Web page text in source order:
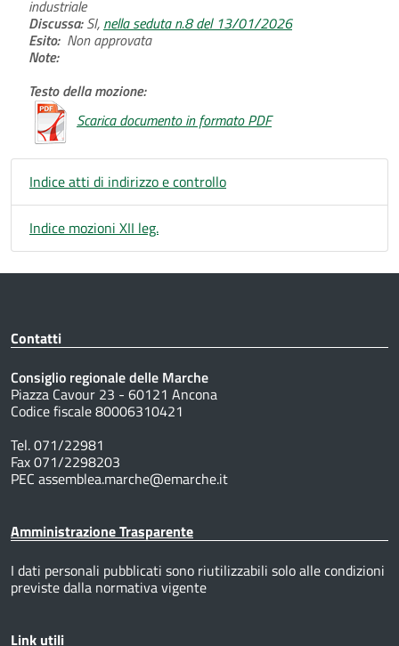
industriale
Discussa:SI, nella seduta n.8 del 13/01/2026
Esito: Non approvata
Note:
Testo della mozione:
Scarica documento in formato PDF
Indice atti di indirizzo e controllo
Indice mozioni XII leg.
Contatti
Consiglio regionale delle Marche
Piazza Cavour 23 - 60121 Ancona
Codice fiscale 80006310421
Tel. 071/22981
Fax 071/2298203
PEC assemblea.marche@emarche.it
Amministrazione Trasparente
I dati personali pubblicati sono riutilizzabili solo alle condizioni
previste dalla normativa vigente
Link utili